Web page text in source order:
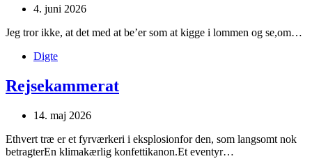
4. juni 2026
Jeg tror ikke, at det med at be’er som at kigge i lommen og se,om…
Digte
Rejsekammerat
14. maj 2026
Ethvert træ er et fyrværkeri i eksplosionfor den, som langsomt nok
betragterEn klimakærlig konfettikanon.Et eventyr…